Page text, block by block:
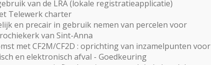
van de LRA (lokale registratieapplicatie)
Telewerk charter
en precair in gebruik nemen van percelen voor
van Sint-Anna
met CF2M/CF2D : oprichting van inzamelpunten voor
en elektronisch afval - Goedkeuring